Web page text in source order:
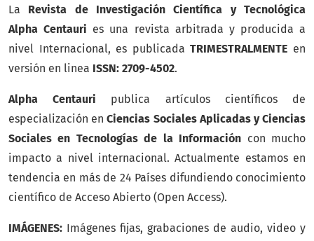
La Revista de Investigación Científica y Tecnológica
Alpha Centauri es una revista arbitrada y producida a
nivel Internacional, es publicadaTRIMESTRALMENTE en
versión en linea ISSN: 2709-4502.
Alpha Centauri publica artículos científicos de
especialización enCiencias Sociales Aplicadas y Ciencias
Sociales en Tecnologías de la Información con mucho
impacto a nivel internacional. Actualmente estamos en
tendencia en más de 24 Países difundiendo conocimiento
científico de Acceso Abierto (Open Access).
IMÁGENES: Imágenes fijas, grabaciones de audio, video y